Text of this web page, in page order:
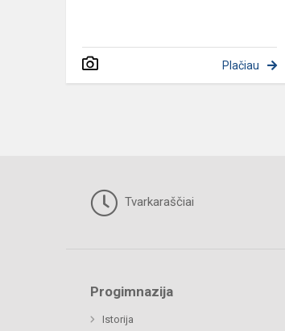
Plačiau
Tvarkaraščiai
Progimnazija
Istorija